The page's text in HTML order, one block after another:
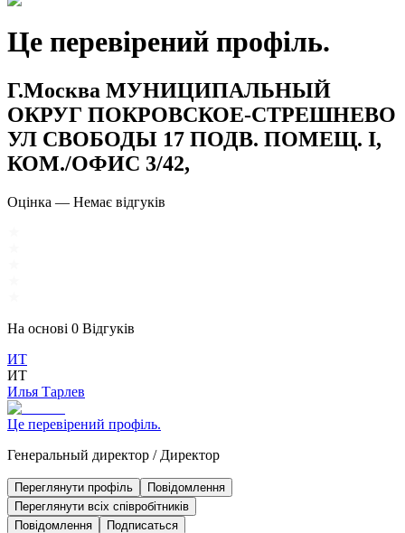
Це перевірений профіль.
Г.Москва МУНИЦИПАЛЬНЫЙ
ОКРУГ ПОКРОВСКОЕ-СТРЕШНЕВО
УЛ СВОБОДЫ 17 ПОДВ. ПОМЕЩ. I,
КОМ./ОФИС 3/42,
Оцінка — Немає відгуків
На основі 0 Відгуків
ИТ
ИТ
Илья Тарлев
Це перевірений профіль.
Генеральный директор / Директор
Переглянути профіль
Повідомлення
Переглянути всіх співробітників
Повідомлення
Подписаться